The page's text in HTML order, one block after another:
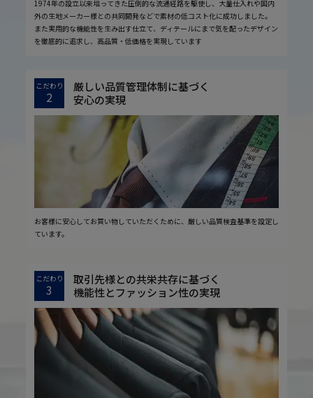
1974年の設立以来培ってきた圧倒的な流通経路を駆使し、大量仕入れや国内
外の生地メーカー様との共同開発などで素材の低コスト化に成功しました。
また実用的な機能性を生み出す仕立て、ディテールにまで気を配ったデザイン
を徹底的に追求し、高品質・低価格を実現しています
こだわり
2
厳しい品質管理体制に基づく
安心の実現
お客様に安心してお買い物していただくために、厳しい品質検査基準を設定し
ています。
こだわり
3
取引先様との共栄共存に基づく
機能性とファッション性の実現